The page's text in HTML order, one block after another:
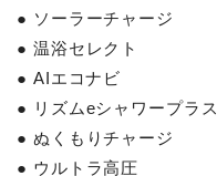
● ソーラーチャージ
● 温浴セレクト
● AIエコナビ
● リズムeシャワープラス
● ぬくもりチャージ
● ウルトラ高圧